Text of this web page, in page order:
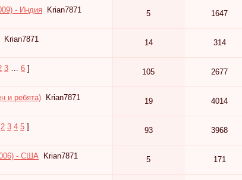
- Индия Krian7871 5 1647
Krian7871 14 314
3 … 6 ] 105 2677
и ребята) Krian7871 19 4014
2 3 4 5 ] 93 3968
- США Krian7871 5 171